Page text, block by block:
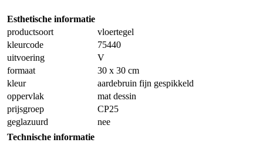
Esthetische informatie
productsoort
vloertegel
kleurcode
75440
uitvoering
V
formaat
30 x 30 cm
kleur
aardebruin fijn gespikkeld
oppervlak
mat dessin
prijsgroep
CP25
geglazuurd
nee
Technische informatie